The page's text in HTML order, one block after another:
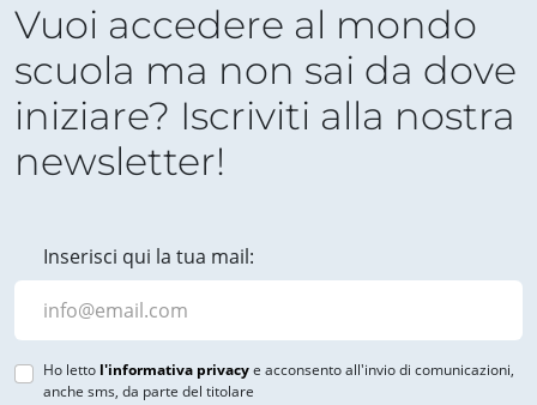
Vuoi accedere al mondo
scuola ma non sai da dove
iniziare? Iscriviti alla nostra
newsletter!
Inserisci qui la tua mail:
Ho letto l'informativa privacye acconsento all'invio di comunicazioni,
anche sms, da parte del titolare